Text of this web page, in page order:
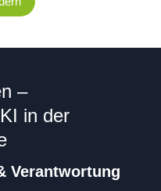
–
in der
Verantwortung